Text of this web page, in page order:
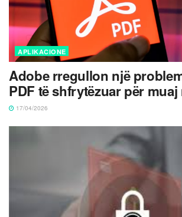
APLIKACIONE
Adobe rregullon një
PDF të shfrytëzuar për
17/04/2026